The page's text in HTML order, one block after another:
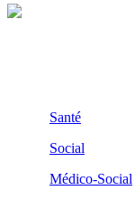
Santé
Social
Médico-Social